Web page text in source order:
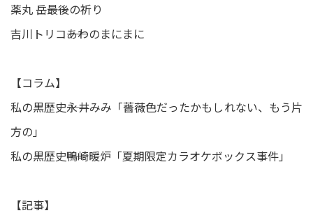
薬丸 岳――最後の祈り
吉川トリコ――あわのまにまに
【コラム】
私の黒歴史――永井みみ「薔薇色だったかもしれない、もう片
方の」
私の黒歴史――鴨崎暖炉「夏期限定カラオケボックス事件」
【記事】